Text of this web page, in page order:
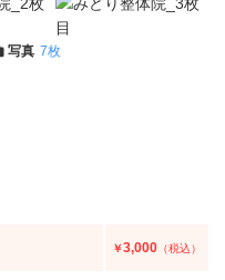
写真 7枚
￥3,000 （税込）